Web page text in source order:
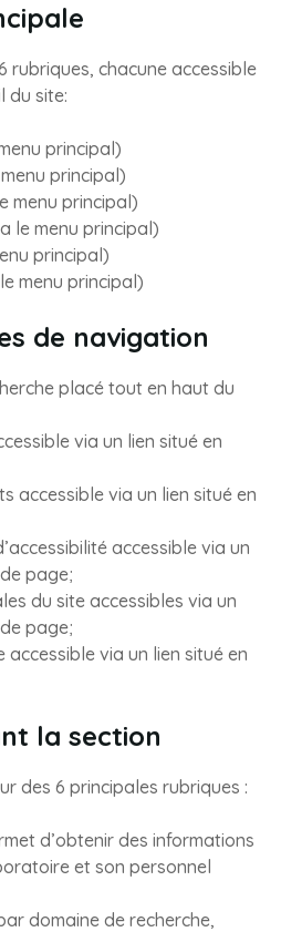
rubriques, chacune accessible
du site:
principal)
principal)
menu principal)
le menu principal)
principal)
menu principal)
de navigation
placé tout en haut du
via un lien situé en
accessible via un lien situé en
accessible via un
page;
du site accessibles via un
page;
accessible via un lien situé en
la section
des 6 principales rubriques :
d’obtenir des informations
et son personnel
domaine de recherche,